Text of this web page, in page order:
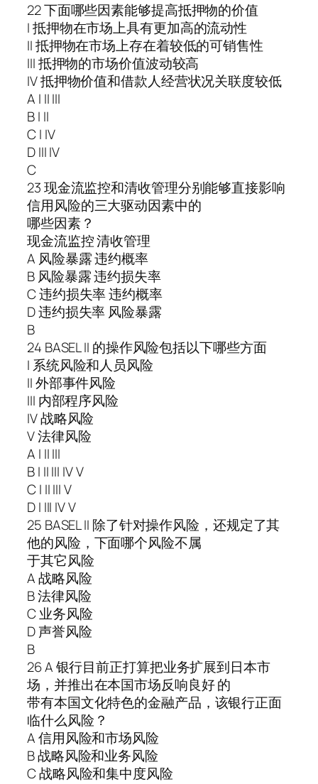
22 下面哪些因素能够提高抵押物的价值
I 抵押物在市场上具有更加高的流动性
II 抵押物在市场上存在着较低的可销售性
III 抵押物的市场价值波动较高
IV 抵押物价值和借款人经营状况关联度较低
A I II III
B I II
C I IV
D III IV
C
23 现金流监控和清收管理分别能够直接影响
信用风险的三大驱动因素中的
哪些因素？
现金流监控 清收管理
A 风险暴露 违约概率
B 风险暴露 违约损失率
C 违约损失率 违约概率
D 违约损失率 风险暴露
B
24 BASEL II 的操作风险包括以下哪些方面
I 系统风险和人员风险
II 外部事件风险
III 内部程序风险
IV 战略风险
V 法律风险
A I II III
B I II III IV V
C I II III V
D I III IV V
25 BASEL II 除了针对操作风险，还规定了其
他的风险，下面哪个风险不属
于其它风险
A 战略风险
B 法律风险
C 业务风险
D 声誉风险
B
26 A 银行目前正打算把业务扩展到日本市
场，并推出在本国市场反响良好 的
带有本国文化特色的金融产品，该银行正面
临什么风险？
A 信用风险和市场风险
B 战略风险和业务风险
C 战略风险和集中度风险